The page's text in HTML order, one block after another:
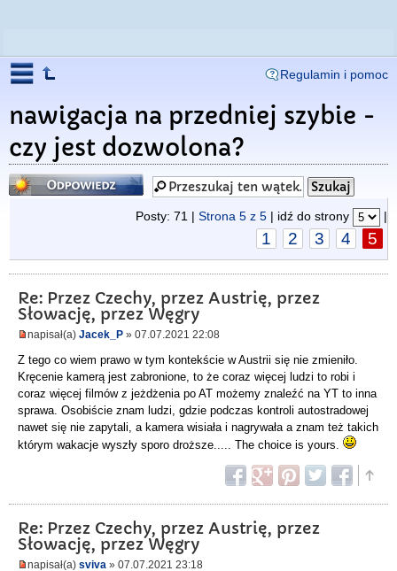
Regulamin i pomoc
nawigacja na przedniej szybie -
czy jest dozwolona?
Odpowiedz
Posty: 71 | Strona 5 z 5 | idź do strony |
1 2 3 4 5
Re: Przez Czechy, przez Austrię, przez
Słowację, przez Węgry
napisał(a) Jacek_P » 07.07.2021 22:08
Z tego co wiem prawo w tym kontekście w Austrii się nie zmieniło.
Kręcenie kamerą jest zabronione, to że coraz więcej ludzi to robi i
coraz więcej filmów z jeżdżenia po AT możemy znaleźć na YT to inna
sprawa. Osobiście znam ludzi, gdzie podczas kontroli autostradowej
nawet się nie zapytali, a kamera wisiała i nagrywała a znam też takich
którym wakacje wyszły sporo droższe..... The choice is yours.
Re: Przez Czechy, przez Austrię, przez
Słowację, przez Węgry
napisał(a) sviva » 07.07.2021 23:18